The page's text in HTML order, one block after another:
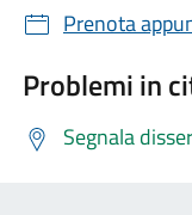
Prenota
Problemi in
Segnala